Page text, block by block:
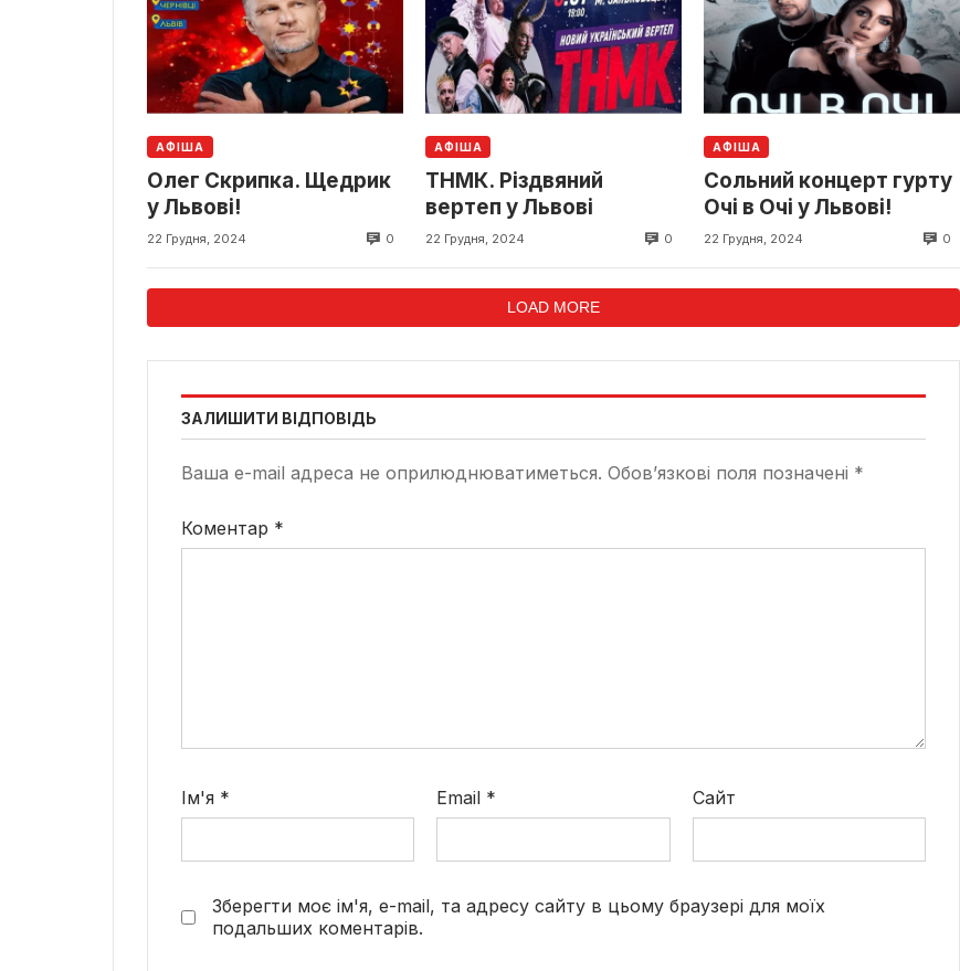
АФІША
Олег Скрипка. Щедрик
у Львові!
22 Грудня, 2024 0
АФІША
ТНМК. Різдвяний
вертеп у Львові
22 Грудня, 2024 0
АФІША
Сольний концерт гурту
Очі в Очі у Львові!
22 Грудня, 2024 0
LOAD MORE
ЗАЛИШИТИ ВІДПОВІДЬ
Ваша e-mail адреса не оприлюднюватиметься. Обов’язкові поля позначені *
Коментар *
Ім'я * Email * Сайт
Зберегти моє ім'я, e-mail, та адресу сайту в цьому браузері для моїх
подальших коментарів.